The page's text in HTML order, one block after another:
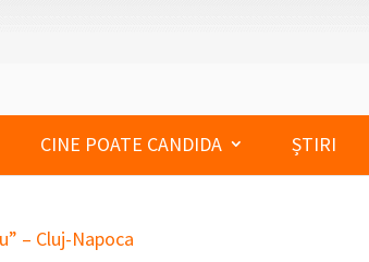
CINE POATE CANDIDA ȘTIRI